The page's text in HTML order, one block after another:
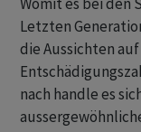
Womit es bei den
Letzten
die Aussichten
nach handle es